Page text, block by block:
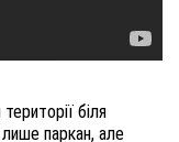
біля
паркан, але